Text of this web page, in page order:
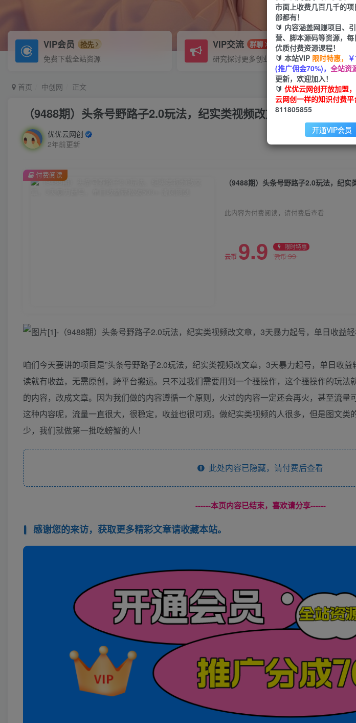
VIP会员 抢先
免费下载全站资源
VIP交流 群聊
研究探讨更多创业项目路子。
首页 中创网 正文
（9488期）头条号野路子2.0玩法，纪实类视频改文章，3天暴力
优优云网创
2年前更新
此内容为付费阅读，请付费后查看
云币 9.9 限时特惠
云币99
付费阅读
咱们今天要讲的项目是”头条号野路子2.0玩法，纪实类视频改文章，3天暴力起号，单日收
读就有收益，无需原创，跨平台搬运。只不过我们需要用到一个骚操作，这个骚操作的玩法
的内容，改成文章。因为我们做的内容遵循一个原则，火过的内容一定还会再火，甚至流量
这种内容呢，流量一直很大，很稳定，收益也很可观。做纪实类视频的人很多，但是图文类
少，我们就做第一批吃螃蟹的人！
此处内容已隐藏，请付费后查看
------本页内容已结束，喜欢请分享------
感谢您的来访，获取更多精彩文章请收藏本站。
市面上收费几百几千的
部都有！
🔰 内容涵盖网赚项目、
营、脚本源码等资源，
优质付费资源课程！
🔰 本站VIP 限时特惠，
(推广佣金70%)， 全站资
更新，欢迎加入！
🔰 优优云网创开放加盟
云网创一样的知识付费平
811805855
开通VIP会员